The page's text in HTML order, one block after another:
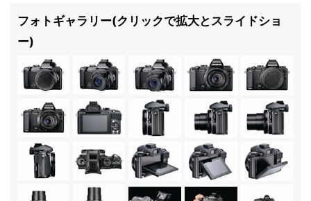
フォトギャラリー(クリックで拡大とスライドショ
ー)